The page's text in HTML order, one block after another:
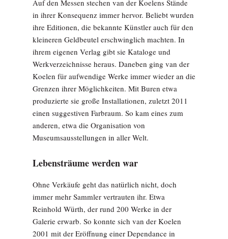
Auf den Messen stechen van der Koelens Stände
in ihrer Konsequenz immer hervor. Beliebt wurden
ihre Editionen, die bekannte Künstler auch für den
kleineren Geldbeutel erschwinglich machten. In
ihrem eigenen Verlag gibt sie Kataloge und
Werkverzeichnisse heraus. Daneben ging van der
Koelen für aufwendige Werke immer wieder an die
Grenzen ihrer Möglichkeiten. Mit Buren etwa
produzierte sie große Installationen, zuletzt 2011
einen suggestiven Farbraum. So kam eines zum
anderen, etwa die Organisation von
Museumsausstellungen in aller Welt.
Lebensträume werden war
Ohne Verkäufe geht das natürlich nicht, doch
immer mehr Sammler vertrauten ihr. Etwa
Reinhold Würth, der rund 200 Werke in der
Galerie erwarb. So konnte sich van der Koelen
2001 mit der Eröffnung einer Dependance in